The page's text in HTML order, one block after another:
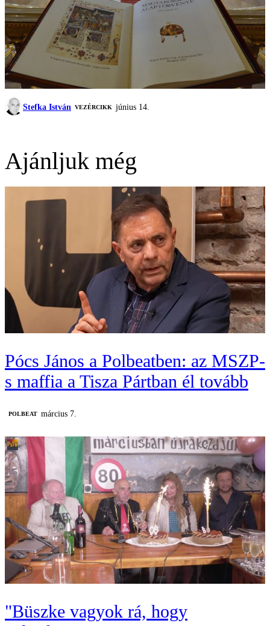
Stefka István VEZÉRCIKK június 14.
Ajánljuk még
Pócs János a Polbeatben: az MSZP-
s maffia a Tisza Pártban él tovább
‎POLBEAT március 7.
"Büszke vagyok rá, hogy